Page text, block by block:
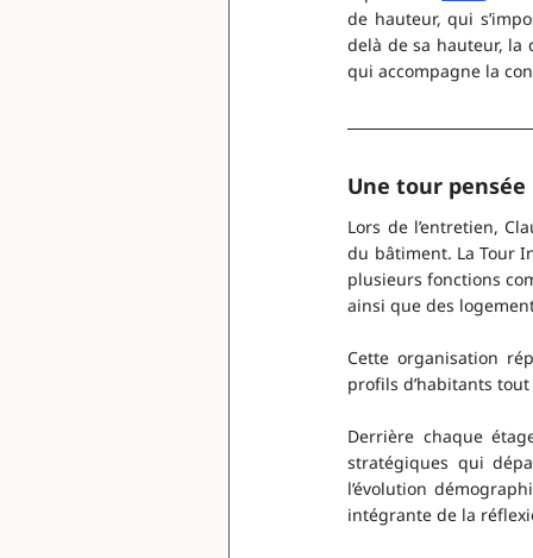
de hauteur, qui
delà de sa hauteur,
qui accompagne la
Une tour
Lors de l’entretien,
du bâtiment. La Tour
plusieurs fonctions
ainsi que des
Cette organisation
profils d’habitants
Derrière chaque
stratégiques qui
l’évolution
intégrante de la